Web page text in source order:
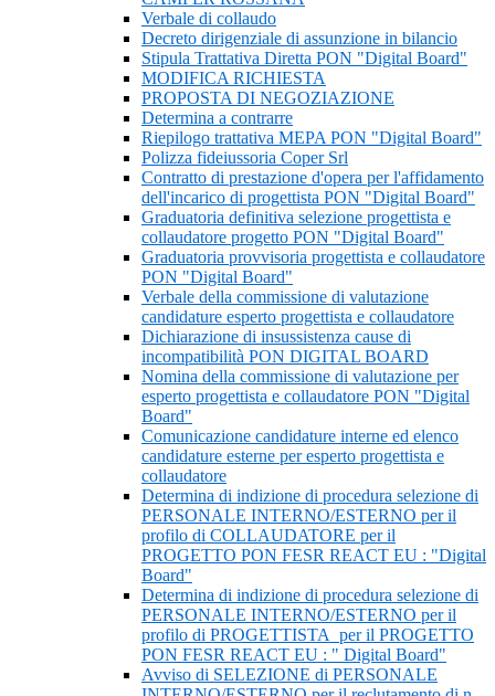
Verbale di collaudo
Decreto dirigenziale di assunzione in bilancio
Stipula Trattativa Diretta PON "Digital Board"
MODIFICA RICHIESTA
PROPOSTA DI NEGOZIAZIONE
Determina a contrarre
Riepilogo trattativa MEPA PON "Digital Board"
Polizza fideiussoria Coper Srl
Contratto di prestazione d'opera per l'affidamento
dell'incarico di progettista PON "Digital Board"
Graduatoria definitiva selezione progettista e
collaudatore progetto PON "Digital Board"
Graduatoria provvisoria progettista e collaudatore
PON "Digital Board"
Verbale della commissione di valutazione
candidature esperto progettista e collaudatore
Dichiarazione di insussistenza cause di
incompatibilità PON DIGITAL BOARD
Nomina della commissione di valutazione per
esperto progettista e collaudatore PON "Digital
Board"
Comunicazione candidature interne ed elenco
candidature esterne per esperto progettista e
collaudatore
Determina di indizione di procedura selezione di
PERSONALE INTERNO/ESTERNO per il
profilo di COLLAUDATORE per il
PROGETTO PON FESR REACT EU : "Digital
Board"
Determina di indizione di procedura selezione di
PERSONALE INTERNO/ESTERNO per il
profilo di PROGETTISTA per il PROGETTO
PON FESR REACT EU : " Digital Board"
Avviso di SELEZIONE di PERSONALE